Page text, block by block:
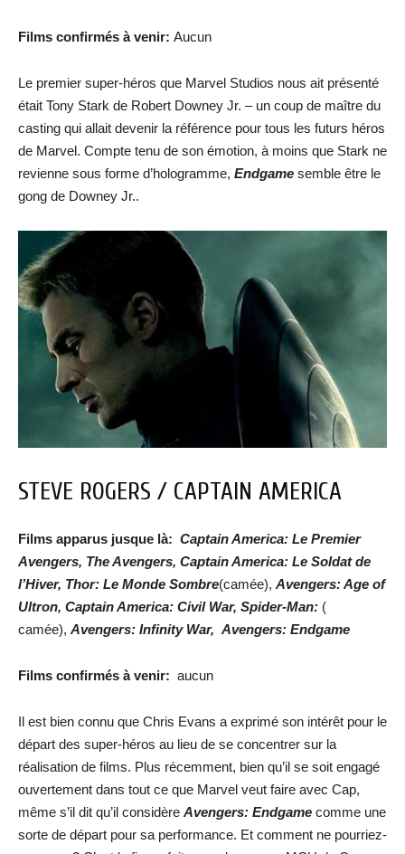
Films confirmés à venir: Aucun
Le premier super-héros que Marvel Studios nous ait présenté
était Tony Stark de Robert Downey Jr. – un coup de maître du
casting qui allait devenir la référence pour tous les futurs héros
de Marvel. Compte tenu de son émotion, à moins que Stark ne
revienne sous forme d’hologramme, Endgame semble être le
gong de Downey Jr..
STEVE ROGERS / CAPTAIN AMERICA
Films apparus jusque là: Captain America: Le Premier
Avengers, The Avengers, Captain America: Le Soldat de
l’Hiver, Thor: Le Monde Sombre(camée), Avengers: Age of
Ultron, Captain America: Civil War, Spider-Man: (
camée), Avengers: Infinity War, Avengers: Endgame
Films confirmés à venir: aucun
Il est bien connu que Chris Evans a exprimé son intérêt pour le
départ des super-héros au lieu de se concentrer sur la
réalisation de films. Plus récemment, bien qu’il se soit engagé
ouvertement dans tout ce que Marvel veut faire avec Cap,
même s’il dit qu’il considère Avengers: Endgame comme une
sorte de départ pour sa performance. Et comment ne pourriez-